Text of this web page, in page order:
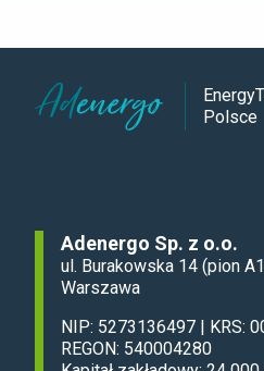
Polsce
Adenergo Sp. z o.o.
ul. Burakowska 14 (pion
Warszawa
NIP: 5273136497 | KRS:
REGON: 540004280